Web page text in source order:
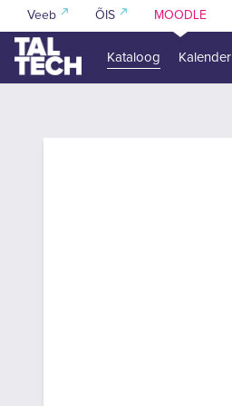
Jäta vahele peasisuni
Veeb ÕIS MOODLE
Kataloog Kalender